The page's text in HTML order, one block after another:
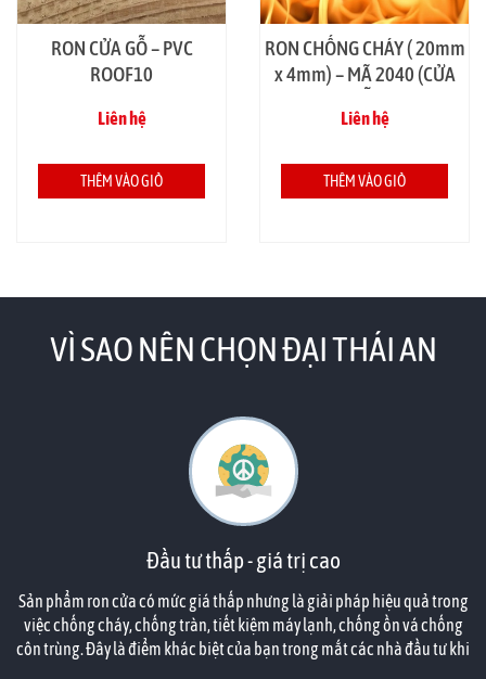
RON CỬA GỖ – PVC
ROOF10
Liên hệ
THÊM VÀO GIỎ
RON CHỐNG CHÁY ( 20mm
x 4mm) – MÃ 2040 (CỬA
Liên hệ
THÊM VÀO GIỎ
VÌ SAO NÊN CHỌN ĐẠI THÁI AN
Đầu tư thấp - giá trị cao
Sản phẩm ron cửa có mức giá thấp nhưng là giải pháp hiệu quả trong
việc chống cháy, chống tràn, tiết kiệm máy lạnh, chống ồn vá chống
côn trùng. Đây là điểm khác biệt của bạn trong mắt các nhà đầu tư khi